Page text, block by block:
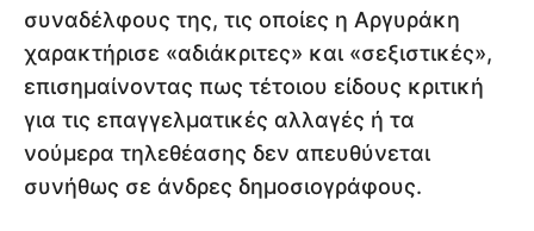
συναδέλφους της, τις οποίες η Αργυράκη
χαρακτήρισε «αδιάκριτες» και «σεξιστικές»,
επισημαίνοντας πως τέτοιου είδους κριτική
για τις επαγγελματικές αλλαγές ή τα
νούμερα τηλεθέασης δεν απευθύνεται
συνήθως σε άνδρες δημοσιογράφους.